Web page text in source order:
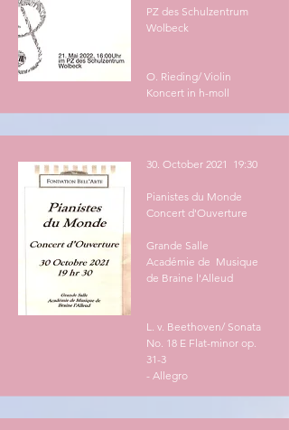
PZ des Schulzentrum
Wolbeck
O. Rieding/ Violin
Koncert in h-moll
30. October 2021 19:30
Pianistes du Monde
Concert d'Ouverture
Grande Salle
Académie de Musique
de Braine l'Alleud
L. v. Beethoven/ Sonata
No. 18 E Flat-minor op.
31-3
- Allegro